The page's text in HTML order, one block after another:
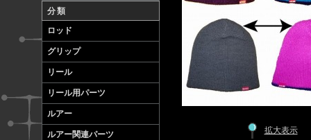
分類
ロッド
グリップ
リール
リール用パーツ
ルアー
ルアー関連パーツ 拡大表示